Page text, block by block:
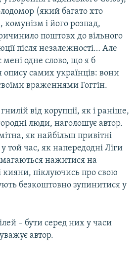
(який багато хто
і його розпад,
поштовх до вільного
після незалежності… Але
мені одне слово, що я б
опису самих українців: вони
враженнями Гоггін.
від корупції, як і раніше,
люди, наголошує автор.
як найбільш привітні
той час, як напередодні Ліги
нажитися на
кияни, піклуючись про свою
безкоштовно зупинитися у
– бути серед них у часи
автор.